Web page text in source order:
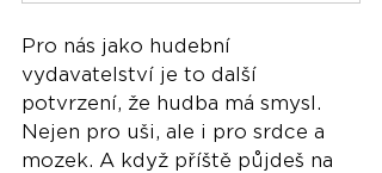
Pro nás jako hudební
vydavatelství je to další
potvrzení, že hudba má smysl.
Nejen pro uši, ale i pro srdce a
mozek. A když příště půjdeš na